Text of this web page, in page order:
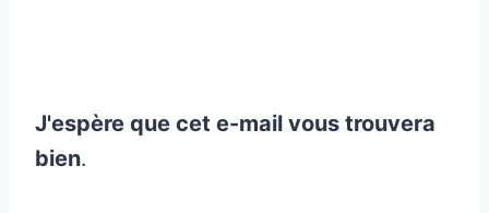
J'espère que cet e-mail vous trouvera
bien.